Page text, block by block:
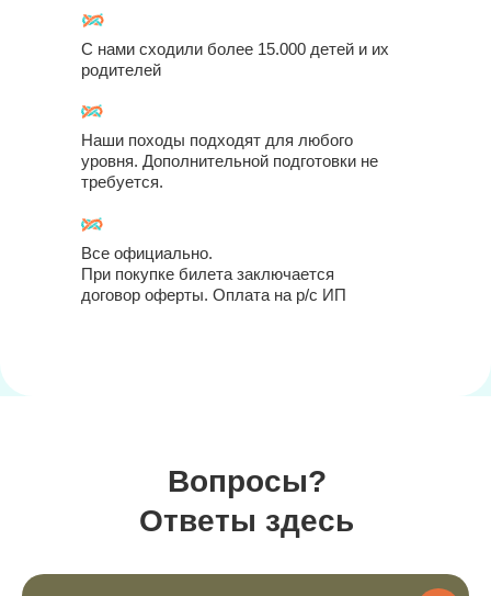
С нами сходили более 15.000 детей и их
родителей
Все официально.
При покупке билета заключается
договор оферты. Оплата на р/с ИП
Наши походы подходят для любого
уровня. Дополнительной подготовки не
требуется.
Вопросы?
Ответы здесь